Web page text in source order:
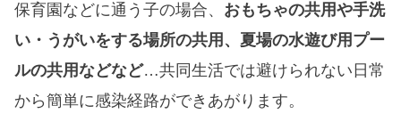
保育園などに通う子の場合、 おもちゃの共用や手洗
い・うがいをする場所の共用、夏場の水遊び用プー
ルの共用などなど…共同生活では避けられない日常
から簡単に感染経路ができあがります。